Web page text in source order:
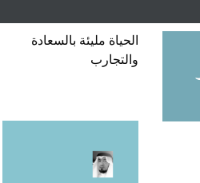
الحياة مليئة بالسعادة
والتجارب